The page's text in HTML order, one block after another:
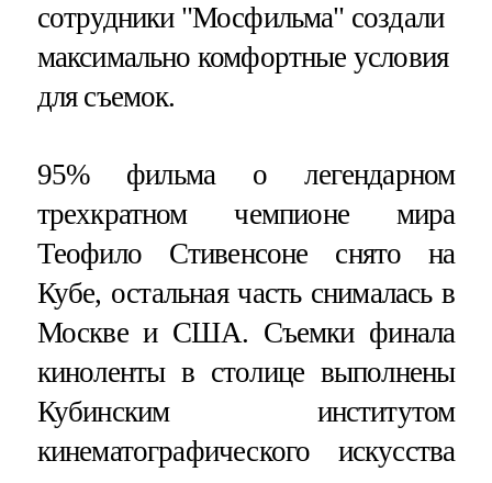
сотрудники "Мосфильма" создали
максимально комфортные условия
для съемок.
95% фильма о легендарном
трехкратном чемпионе мира
Теофило Стивенсоне снято на
Кубе, остальная часть снималась в
Москве и США. Съемки финала
киноленты в столице выполнены
Кубинским институтом
кинематографического искусства